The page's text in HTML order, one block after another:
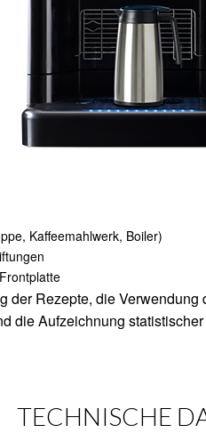
Kaffeemahlwerk, Boiler)
der Rezepte, die
die Aufzeichnung
TECHNISCHE